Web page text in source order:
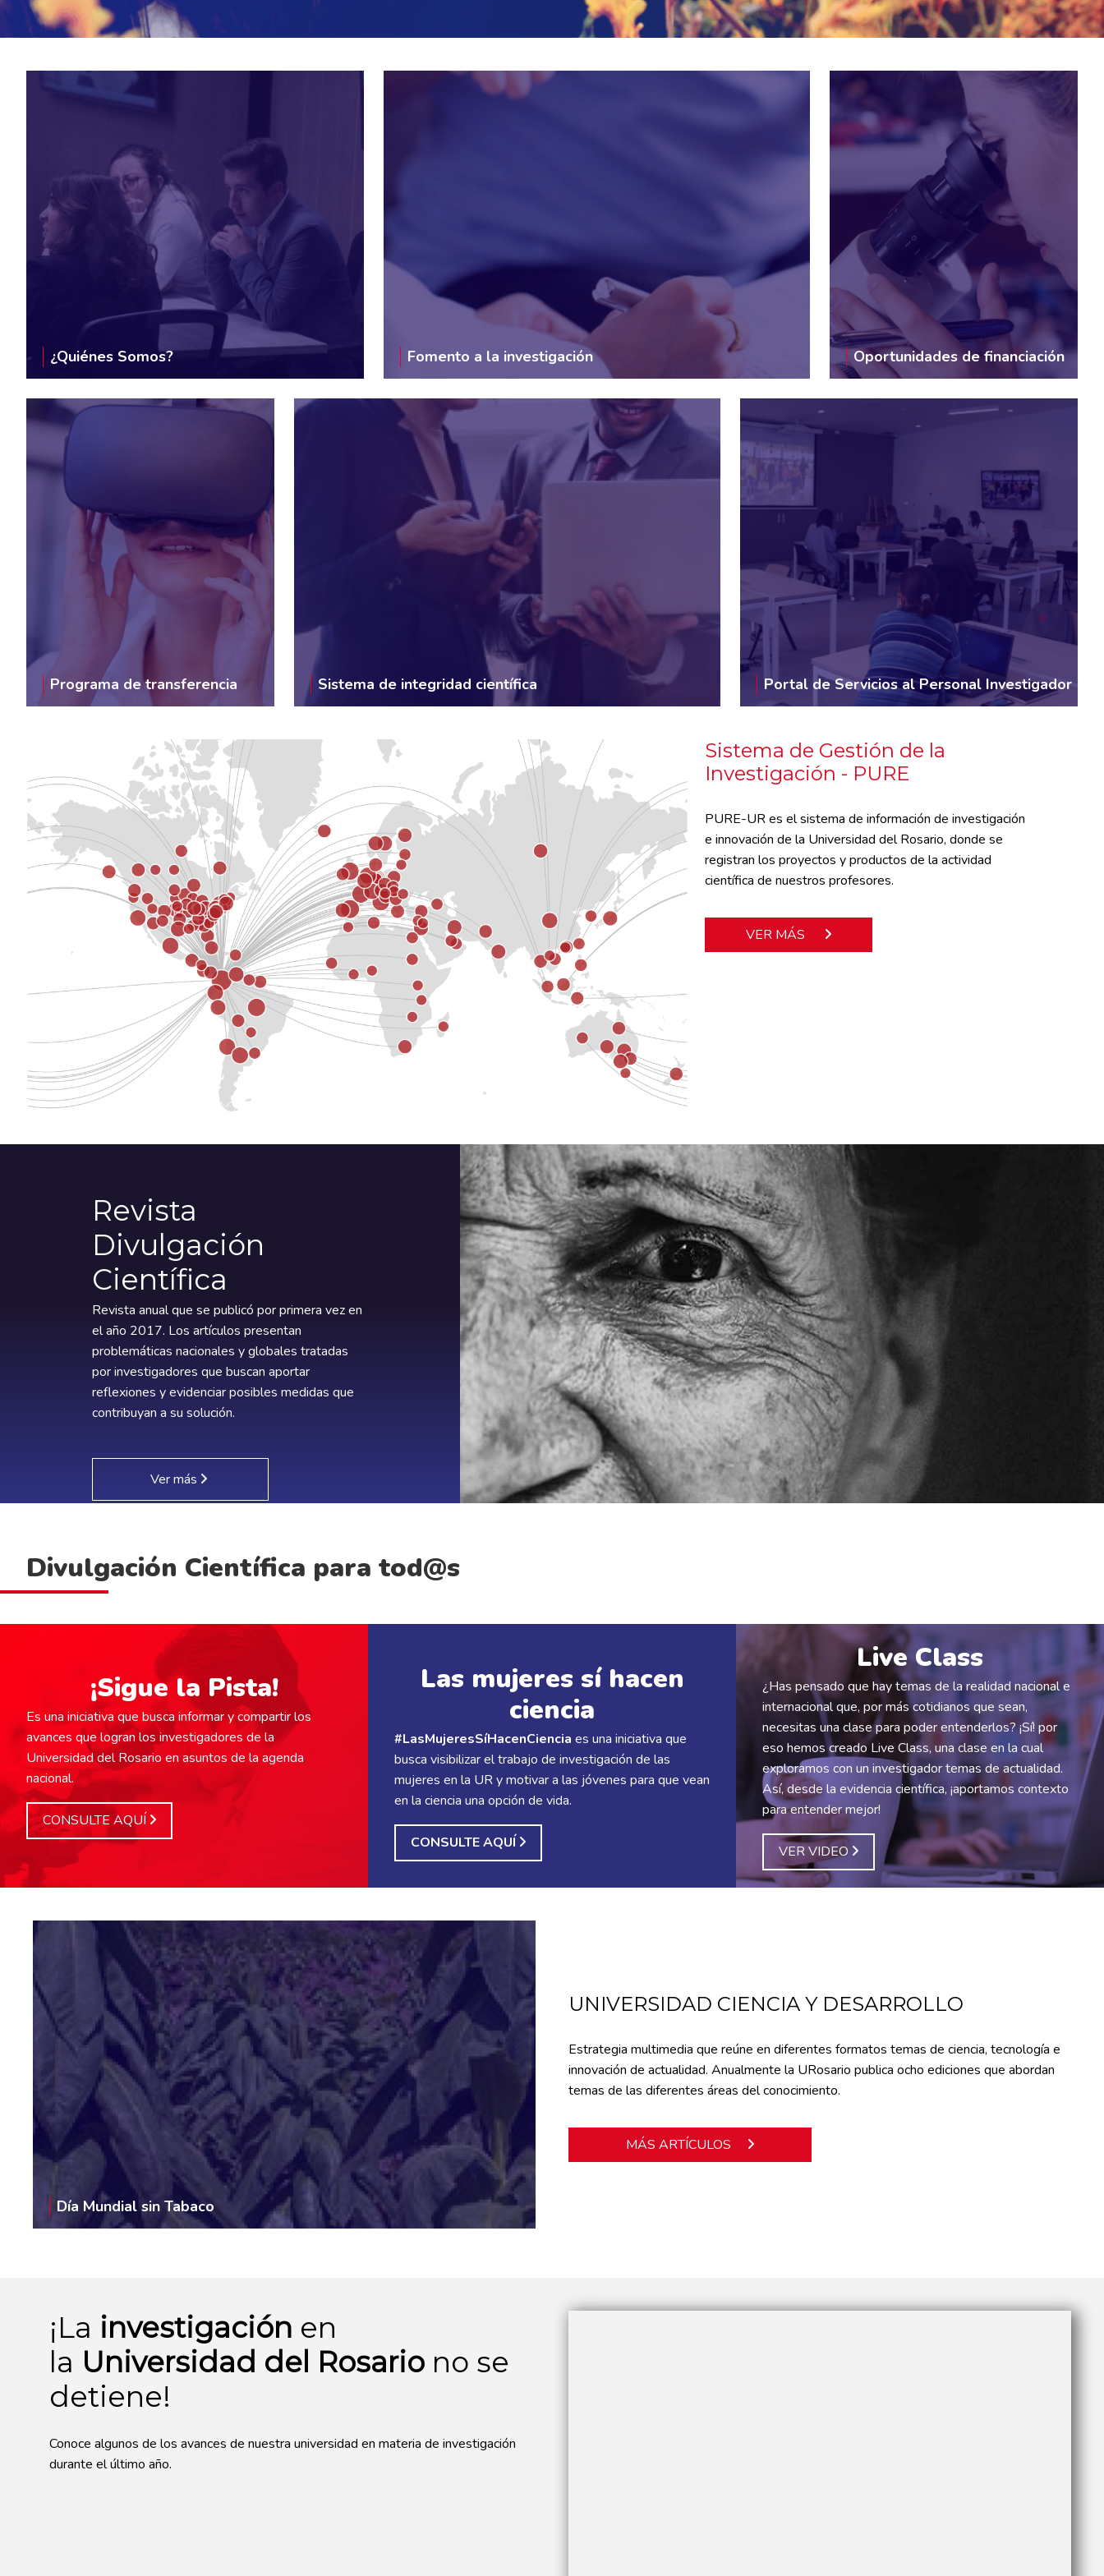
¿Quiénes Somos? Fomento a la investigación Oportunidades de financiación
Programa de transferencia Sistema de integridad científica Portal de Servicios al Personal Investigador
Sistema de Gestión de la
Investigación - PURE
PURE-UR es el sistema de información de investigación
e innovación de la Universidad del Rosario, donde se
registran los proyectos y productos de la actividad
científica de nuestros profesores.
VER MÁS
Revista
Divulgación
Científica
Revista anual que se publicó por primera vez en
el año 2017. Los artículos presentan
problemáticas nacionales y globales tratadas
por investigadores que buscan aportar
reflexiones y evidenciar posibles medidas que
contribuyan a su solución.
Ver más
Divulgación Científica para tod@s
¡Sigue la Pista!
Es una iniciativa que busca informar y compartir los
avances que logran los investigadores de la
Universidad del Rosario en asuntos de la agenda
nacional.
CONSULTE AQUÍ
Las mujeres sí hacen
ciencia
#LasMujeresSíHacenCiencia es una iniciativa que
busca visibilizar el trabajo de investigación de las
mujeres en la UR y motivar a las jóvenes para que vean
en la ciencia una opción de vida.
CONSULTE AQUÍ
Live Class
¿Has pensado que hay temas de la realidad nacional e
internacional que, por más cotidianos que sean,
necesitas una clase para poder entenderlos? ¡Sí! por
eso hemos creado Live Class, una clase en la cual
exploramos con un investigador temas de actualidad.
Así, desde la evidencia científica, ¡aportamos contexto
para entender mejor!
VER VIDEO
Día Mundial sin Tabaco
UNIVERSIDAD CIENCIA Y DESARROLLO
Estrategia multimedia que reúne en diferentes formatos temas de ciencia, tecnología e
innovación de actualidad. Anualmente la URosario publica ocho ediciones que abordan
temas de las diferentes áreas del conocimiento.
MÁS ARTÍCULOS
¡La investigación en
la Universidad del Rosario no se
detiene!
Conoce algunos de los avances de nuestra universidad en materia de investigación
durante el último año.